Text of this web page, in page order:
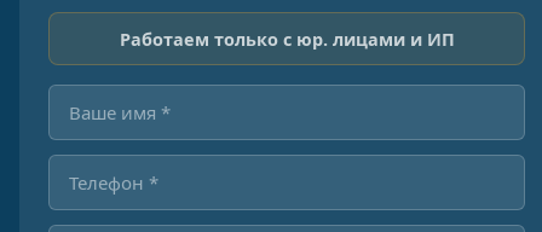
Работаем только с юр. лицами и ИП